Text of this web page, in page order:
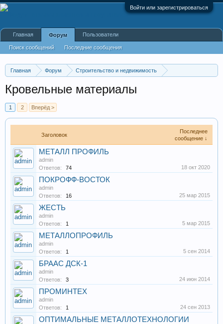
Войти или зарегистрироваться
Главная Форум
Строительство и недвижимость
Кровельные материалы
1 2 Вперёд >
Заголовок
Последнее
сообщение ↓
МЕТАЛЛ ПРОФИЛЬ
admin
Ответов:
74 18 окт 2020
ПОКРОФФ-ВОСТОК
admin
Ответов:
16 25 мар 2015
ЖЕСТЬ
admin
Ответов:
1 5 мар 2015
МЕТАЛЛОПРОФИЛЬ
admin
Ответов:
1 5 сен 2014
БРААС ДСК-1
admin
Ответов:
3 24 июн 2014
ПРОМИНТЕХ
admin
Ответов:
1 24 сен 2013
ОПТИМАЛЬНЫЕ МЕТАЛЛОТЕХНОЛОГИИ
Главная Форум
Поиск сообщений Последние сообщения
Пользователи